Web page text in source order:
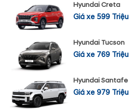
Hyundai Creta
Giá xe 599 Triệu
Hyundai Tucson
Giá xe 769 Triệu
Hyundai Santafe
Giá xe 979 Triệu